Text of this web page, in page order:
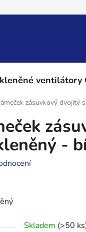
Podmínky ochrany
ventilátory
zásuvkový dvojitý
-
Skladem (>50